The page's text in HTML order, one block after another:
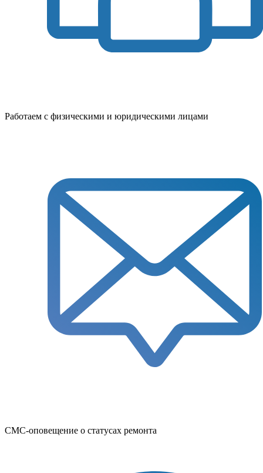
Работаем с физическими и юридическими лицами
СМС-оповещение о статусах ремонта